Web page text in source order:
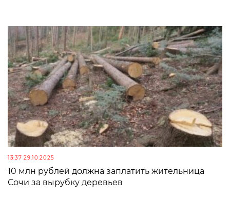
13:37 29.10.2025
10 млн рублей должна заплатить жительница
Сочи за вырубку деревьев